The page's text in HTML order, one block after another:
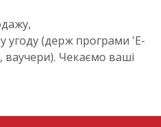
угоду (держ програми 'Е-
ваучери). Чекаємо ваші